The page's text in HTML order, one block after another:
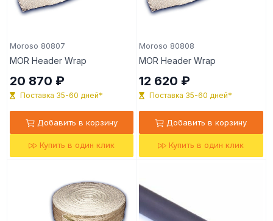
Moroso 80807
MOR Header Wrap
20 870 ₽
Поставка 35-60 дней*
Добавить в корзину
Купить в один клик
Moroso 80808
MOR Header Wrap
12 620 ₽
Поставка 35-60 дней*
Добавить в корзину
Купить в один клик